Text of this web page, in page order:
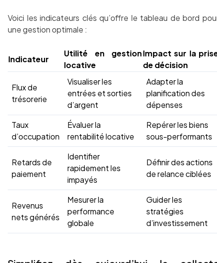
Voici les indicateurs clés qu’offre le tableau de bord
une gestion optimale :
Indicateur
Utilité en gestion
locative
Impact sur la
de décision
Flux de
trésorerie
Visualiser les
entrées et sorties
d’argent
Adapter la
planification des
dépenses
Taux
d’occupation
Évaluer la
rentabilité locative
Repérer les biens
sous-performants
Retards de
paiement
Identifier
rapidement les
impayés
Définir des actions
de relance ciblées
Revenus
nets générés
Mesurer la
performance
globale
Guider les
stratégies
d’investissement